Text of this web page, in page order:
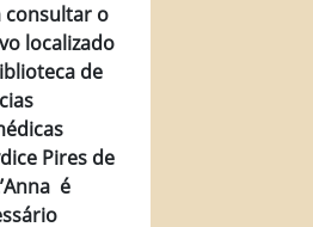
consultar o
localizado
de
Pires de
é